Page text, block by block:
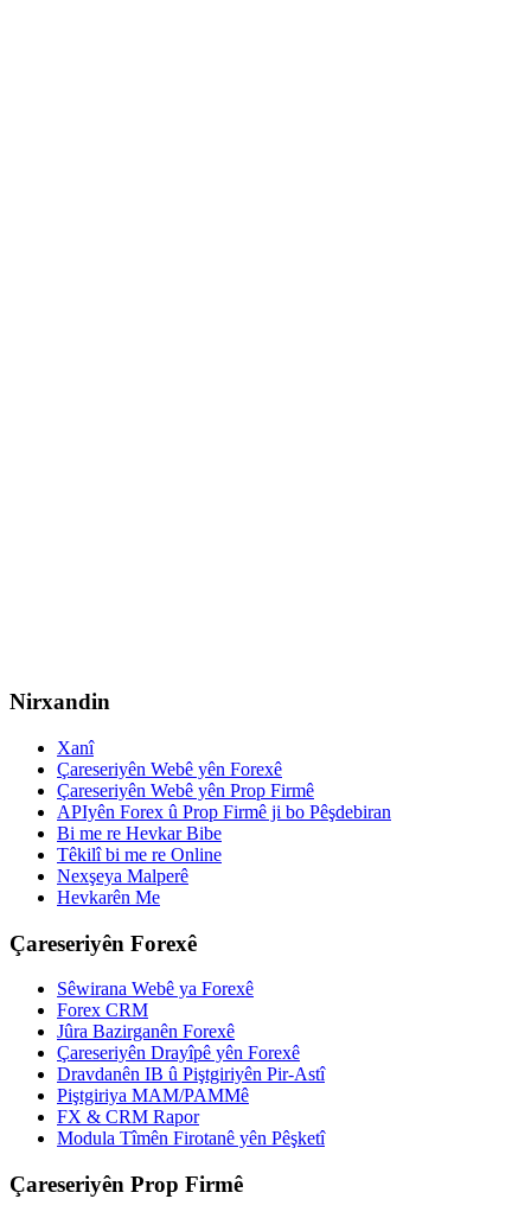
Nirxandin
Xanî
Çareseriyên Webê yên Forexê
Çareseriyên Webê yên Prop Firmê
APIyên Forex û Prop Firmê ji bo Pêşdebiran
Bi me re Hevkar Bibe
Têkilî bi me re Online
Nexşeya Malperê
Hevkarên Me
Çareseriyên Forexê
Sêwirana Webê ya Forexê
Forex CRM
Jûra Bazirganên Forexê
Çareseriyên Drayîpê yên Forexê
Dravdanên IB û Piştgiriyên Pir-Astî
Piştgiriya MAM/PAMMê
FX & CRM Rapor
Modula Tîmên Firotanê yên Pêşketî
Çareseriyên Prop Firmê